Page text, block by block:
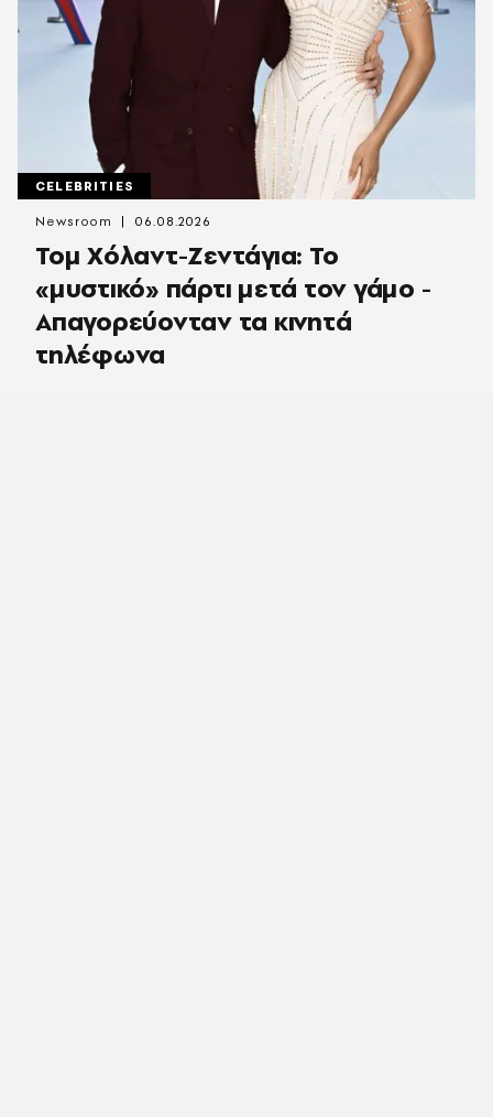
CELEBRITIES
Τομ Χόλαντ-Ζεντάγια: Το
«μυστικό» πάρτι μετά τον γάμο -
Απαγορεύονταν τα κινητά
τηλέφωνα
Newsroom 06.08.2026